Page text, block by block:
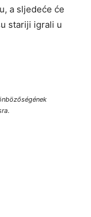
a sljedeće će
stariji igrali u
.